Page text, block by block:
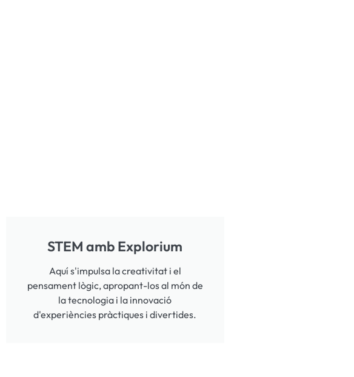
STEM amb Explorium
Aquí s'impulsa la creativitat i el
pensament lògic, apropant-los al món de
la tecnologia i la innovació
d'experiències pràctiques i divertides.